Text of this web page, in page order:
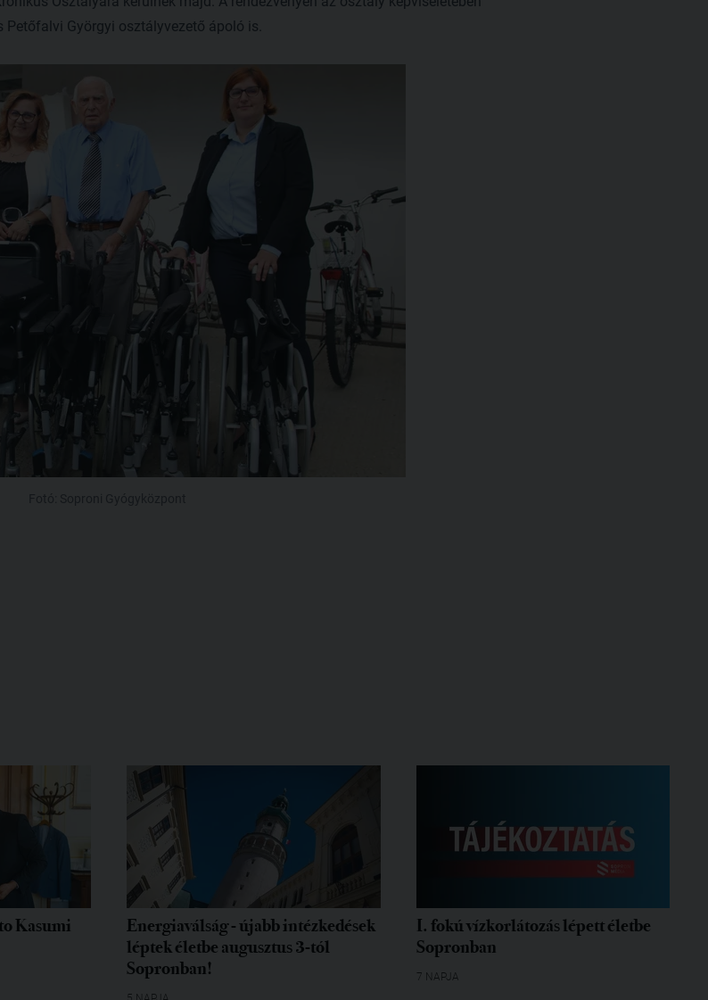
Györgyi osztályvezető ápoló is.
Kasumi
Energiaválság - újabb intézkedések
léptek életbe augusztus 3-tól
Sopronban!
I. fokú vízkorlátozás lépett életbe
Sopronban
7 NAPJA